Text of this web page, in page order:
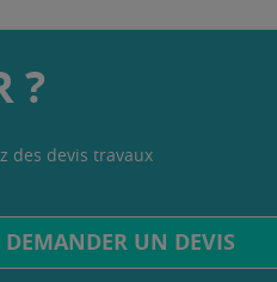
?
des devis travaux
DEMANDER UN DEVIS